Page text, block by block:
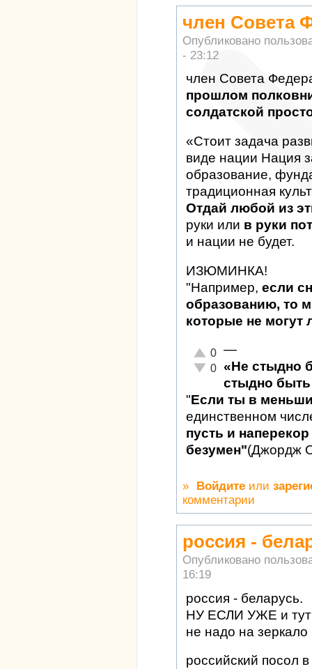
член Совета
Опубликовано
- 23:12
член Совета
прошлом
солдатской
«Стоит задача
виде нации Нация
образование,
традиционная
Отдай любой из
руки или в руки
и нации не будет.
ИЗЮМИНКА!
"Например, если
образованию, то
которые не могут
Отлично!
0
Неадекватно!
0
—
«Не стыдно
стыдно быть
"Если ты в
единственном
пусть и
безумен"(Джордж
» Войдите или
комментарии
россия -
Опубликовано
16:19
россия - беларусь.
НУ ЕСЛИ УЖЕ и тут
не надо на
российский посол